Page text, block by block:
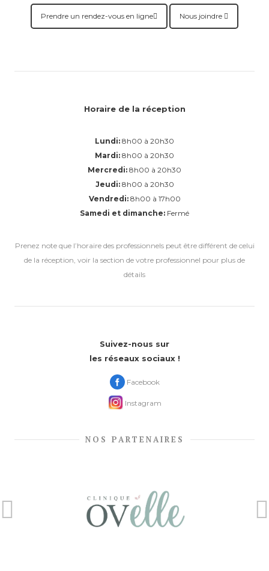
Prendre un rendez-vous en ligne Nous joindre
Horaire de la réception
Lundi: 8h00 à 20h30
Mardi: 8h00 à 20h30
Mercredi: 8h00 à 20h30
Jeudi: 8h00 à 20h30
Vendredi: 8h00 à 17h00
Samedi et dimanche: Fermé
Prenez note que l’horaire des professionnels peut être différent de celui
de la réception, voir la section de votre professionnel pour plus de
détails
Suivez-nous sur
les réseaux sociaux !
Facebook
Instagram
NOS PARTENAIRES